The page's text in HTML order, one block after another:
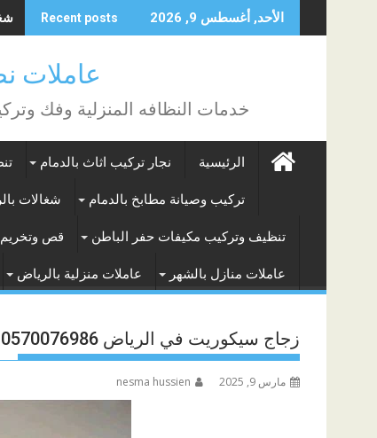
to
الأحد, أغسطس 9, 2026 Recent posts
عاملات نظافة
خدمات النظافه المنزلية وفك
الرئيسية نجار تركيب اثاث بالدمام
تركيب وصيانة مطابخ بالدمام شغالات
تنظيف وتركيب مكيفات حفر الباطن قص وتخريم
عاملات منازل بالشهر عاملات منزلية بالرياض
زجاج سيكوريت في الرياض 0570076986
مارس 9, 2025 nesma hussien